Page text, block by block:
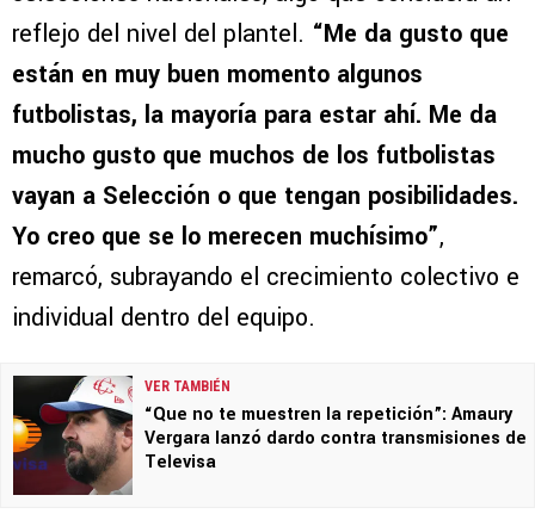
reflejo del nivel del plantel. “Me da gusto que
están en muy buen momento algunos
futbolistas, la mayoría para estar ahí. Me da
mucho gusto que muchos de los futbolistas
vayan a Selección o que tengan posibilidades.
Yo creo que se lo merecen muchísimo”,
remarcó, subrayando el crecimiento colectivo e
individual dentro del equipo.
VER TAMBIÉN
“Que no te muestren la repetición”: Amaury
Vergara lanzó dardo contra transmisiones de
Televisa